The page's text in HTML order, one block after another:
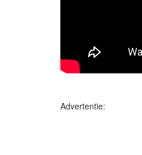
Advertentie: